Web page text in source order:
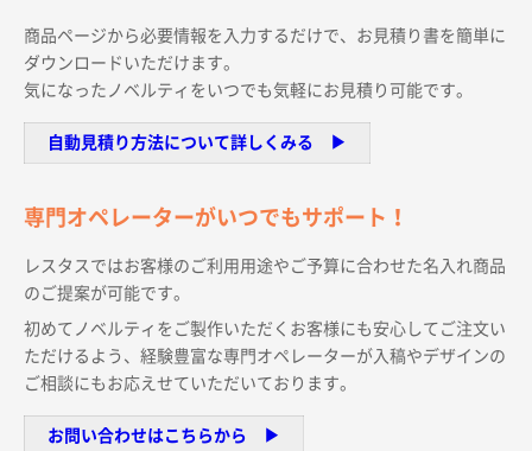
サイトメニュー
初めての方へ
お見積書の作成方法
データ入稿ガイド
商品ページから必要情報を入力するだけで、お見積り書を簡単に
ダウンロードいただけます。
気になったノベルティをいつでも気軽にお見積り可能です。
自動見積り方法について詳しくみる ▶︎
専門オペレーターがいつでもサポート！
レスタスではお客様のご利用用途やご予算に合わせた名入れ商品
のご提案が可能です。
初めてノベルティをご製作いただくお客様にも安心してご注文い
ただけるよう、経験豊富な専門オペレーターが入稿やデザインの
ご相談にもお応えせていただいております。
お問い合わせはこちらから ▶︎